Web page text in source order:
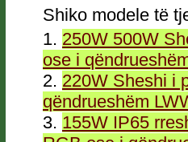
Shiko modele të
1. 250W 500W
ose i
2. 220W Sheshi i
qëndrueshëm
3. 155W IP65